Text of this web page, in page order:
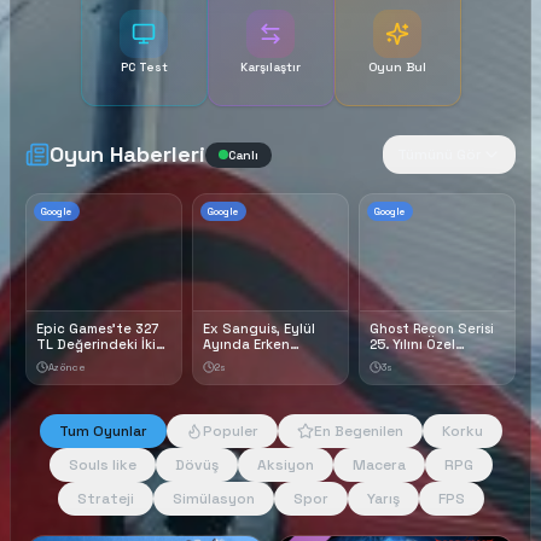
PC Test Karşılaştır Oyun Bul
Oyun Haberleri Canlı
Google
Epic Games'te 327
TL Değerindeki İki
Oyun Ücretsiz Oldu
- GZT
Az önce
Google
Ex Sanguis, Eylül
Ayında Erken
Erişime Çıkıyor -
Oyungezer Online
2s
Google
Ghost Recon Serisi
25. Yılını Özel
Duyurular Ve
İndirimler İle
Kutluyor! -
Oyungezer Online
3s
Tum Oyunlar Populer En Begenilen
Korku
Souls like
Dövüş Aksiyon Macera
RPG
Strateji
Simülasyon Spor Yarış FPS